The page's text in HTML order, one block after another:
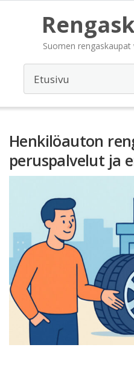
Suomen rengaskaupat
Henkilöauton
peruspalvelut ja